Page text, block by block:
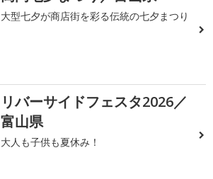
大型七夕が商店街を彩る伝統の七夕まつり
リバーサイドフェスタ2026／
富山県
大人も子供も夏休み！